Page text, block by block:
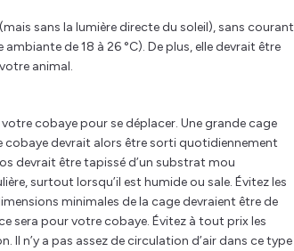
sans la lumière directe du soleil), sans courant
de 18 à 26 °C). De plus, elle devrait être
animal.
cobaye pour se déplacer. Une grande cage
cobaye devrait alors être sorti quotidiennement
devrait être tapissé d’un substrat mou
surtout lorsqu’il est humide ou sale. Évitez les
minimales de la cage devraient être de
sera pour votre cobaye. Évitez à tout prix les
n’y a pas assez de circulation d’air dans ce type